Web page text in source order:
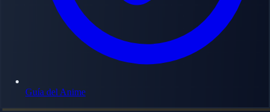
Guía del Anime